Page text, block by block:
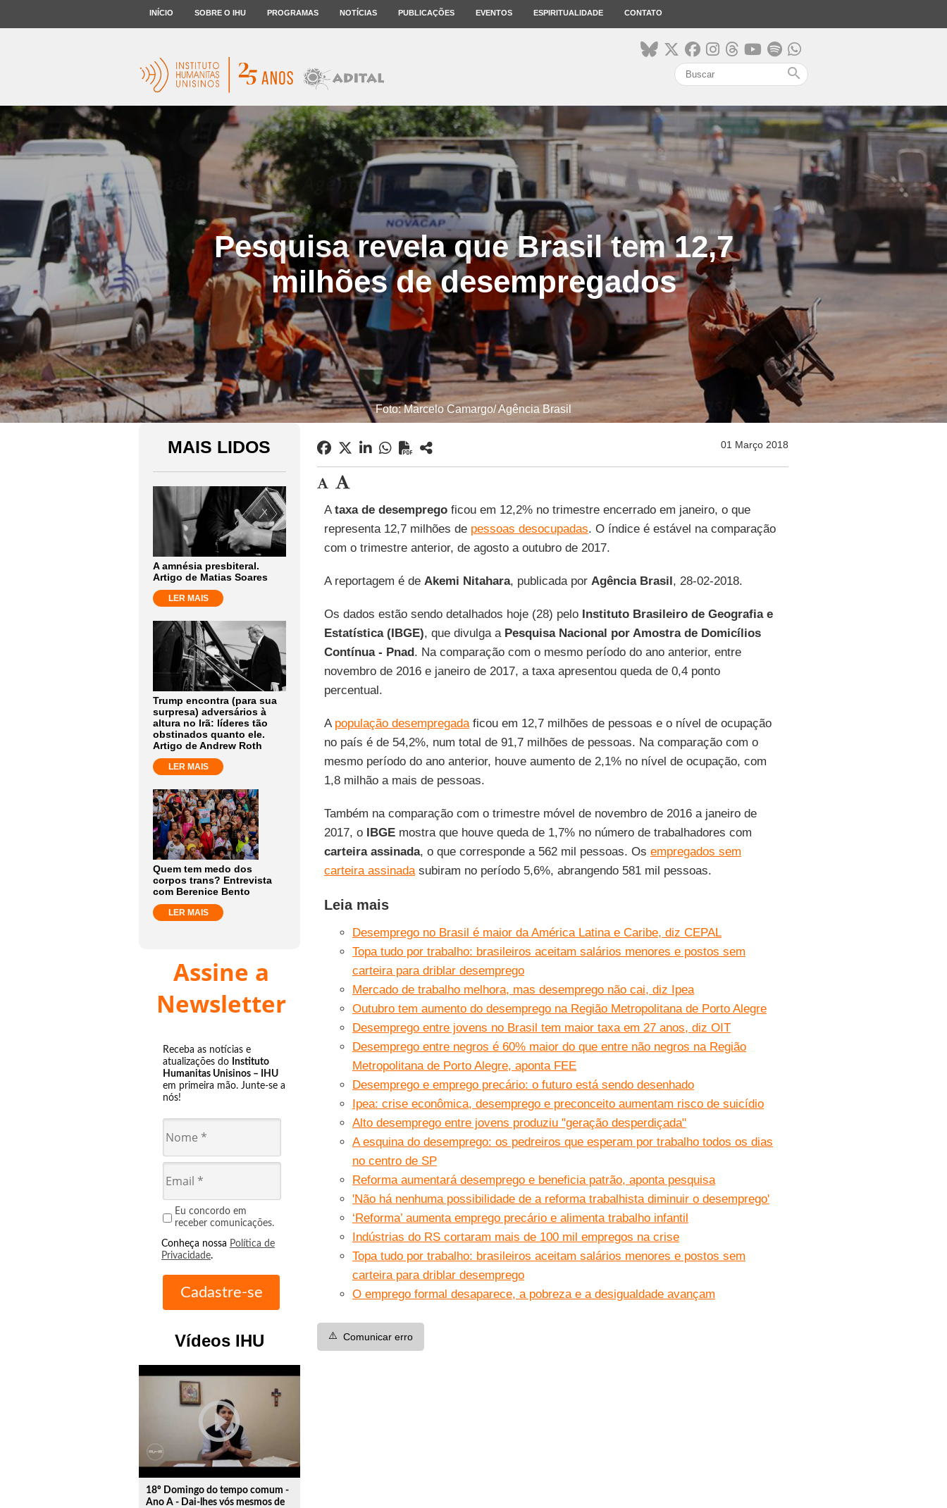
INÍCIO SOBRE O IHU PROGRAMAS NOTÍCIAS PUBLICAÇÕES EVENTOS ESPIRITUALIDADE CONTATO
search
Pesquisa revela que Brasil tem 12,7
milhões de desempregados
Foto: Marcelo Camargo/ Agência Brasil
MAIS LIDOS
A amnésia presbiteral.
Artigo de Matias Soares
LER MAIS
Trump encontra (para sua
surpresa) adversários à
altura no Irã: líderes tão
obstinados quanto ele.
Artigo de Andrew Roth
LER MAIS
Quem tem medo dos
corpos trans? Entrevista
com Berenice Bento
LER MAIS
Assine a
Newsletter
Receba as notícias e
atualizações do Instituto
Humanitas Unisinos – IHU
em primeira mão. Junte-se a
nós!
Eu concordo em
receber comunicações.
Conheça nossa Política de
Privacidade.
Vídeos IHU
play_circle_outline
18º Domingo do tempo comum -
Ano A - Dai-lhes vós mesmos de
01 Março 2018
Ataxa de desempregoficou em 12,2% no trimestre encerrado em janeiro, o que
representa 12,7 milhões de pessoas desocupadas. O índice é estável na comparação
com o trimestre anterior, de agosto a outubro de 2017.
A reportagem é de Akemi Nitahara, publicada por Agência Brasil, 28-02-2018.
Os dados estão sendo detalhados hoje (28) pelo Instituto Brasileiro de Geografia e
Estatística (IBGE), que divulga a Pesquisa Nacional por Amostra de Domicílios
Contínua - Pnad. Na comparação com o mesmo período do ano anterior, entre
novembro de 2016 e janeiro de 2017, a taxa apresentou queda de 0,4 ponto
percentual.
A população desempregadaficou em 12,7 milhões de pessoas e o nível de ocupação
no país é de 54,2%, num total de 91,7 milhões de pessoas. Na comparação com o
mesmo período do ano anterior, houve aumento de 2,1% no nível de ocupação, com
1,8 milhão a mais de pessoas.
Também na comparação com o trimestre móvel de novembro de 2016 a janeiro de
2017, o IBGEmostra que houve queda de 1,7% no número de trabalhadores com
carteira assinada, o que corresponde a 562 mil pessoas. Os empregados sem
carteira assinadasubiram no período 5,6%, abrangendo 581 mil pessoas.
Leia mais
Desemprego no Brasil é maior da América Latina e Caribe, diz CEPAL
Topa tudo por trabalho: brasileiros aceitam salários menores e postos sem
carteira para driblar desemprego
Mercado de trabalho melhora, mas desemprego não cai, diz Ipea
Outubro tem aumento do desemprego na Região Metropolitana de Porto Alegre
Desemprego entre jovens no Brasil tem maior taxa em 27 anos, diz OIT
Desemprego entre negros é 60% maior do que entre não negros na Região
Metropolitana de Porto Alegre, aponta FEE
Desemprego e emprego precário: o futuro está sendo desenhado
Ipea: crise econômica, desemprego e preconceito aumentam risco de suicídio
Alto desemprego entre jovens produziu "geração desperdiçada"
A esquina do desemprego: os pedreiros que esperam por trabalho todos os dias
no centro de SP
Reforma aumentará desemprego e beneficia patrão, aponta pesquisa
'Não há nenhuma possibilidade de a reforma trabalhista diminuir o desemprego'
‘Reforma’ aumenta emprego precário e alimenta trabalho infantil
Indústrias do RS cortaram mais de 100 mil empregos na crise
Topa tudo por trabalho: brasileiros aceitam salários menores e postos sem
carteira para driblar desemprego
O emprego formal desaparece, a pobreza e a desigualdade avançam
⚠️ Comunicar erro